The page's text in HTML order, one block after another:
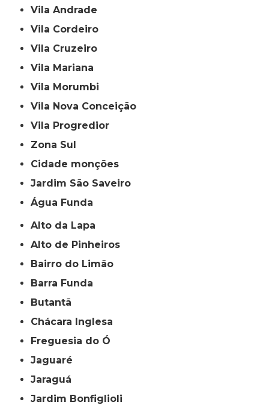
Vila Andrade
Vila Cordeiro
Vila Cruzeiro
Vila Mariana
Vila Morumbi
Vila Nova Conceição
Vila Progredior
Zona Sul
cidade monções
jardim São Saveiro
Água Funda
Alto da Lapa
Alto de Pinheiros
Bairro do Limão
Barra Funda
Butantã
Chácara Inglesa
Freguesia do Ó
Jaguaré
Jaraguá
Jardim Bonfiglioli